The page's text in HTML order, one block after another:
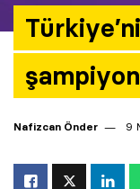
Nafizcan Önder 9